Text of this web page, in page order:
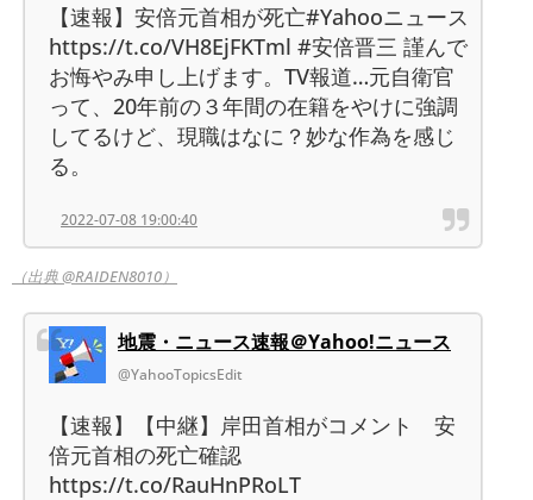
【速報】安倍元首相が死亡#Yahooニュース
https://t.co/VH8EjFKTml #安倍晋三 謹んで
お悔やみ申し上げます。TV報道…元自衛官
って、20年前の３年間の在籍をやけに強調
してるけど、現職はなに？妙な作為を感じ
る。
2022-07-08 19:00:40
（出典 @RAIDEN8010）
地震・ニュース速報＠Yahoo!ニュース
@YahooTopicsEdit
【速報】【中継】岸田首相がコメント 安
倍元首相の死亡確認
https://t.co/RauHnPRoLT